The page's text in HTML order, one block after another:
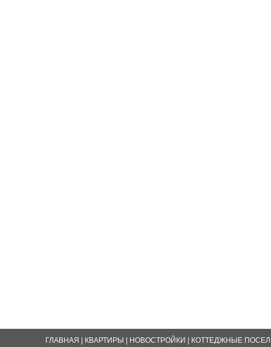
ГЛАВНАЯ КВАРТИРЫ НОВОСТРОЙКИ КОТТЕДЖНЫЕ